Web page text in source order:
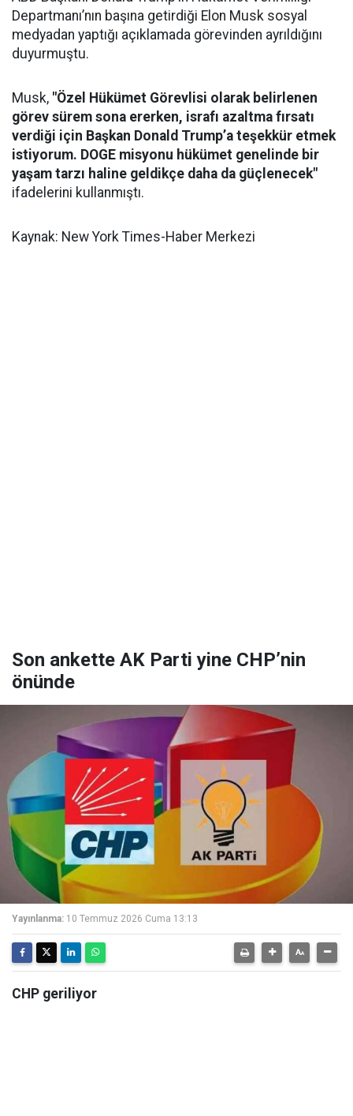
Departmanı’nın başına getirdiği Elon Musk sosyal
medyadan yaptığı açıklamada görevinden ayrıldığını
duyurmuştu.
Musk, "Özel Hükümet Görevlisi olarak belirlenen
görev sürem sona ererken, israfı azaltma fırsatı
verdiği için Başkan Donald Trump’a teşekkür etmek
istiyorum. DOGE misyonu hükümet genelinde bir
yaşam tarzı haline geldikçe daha da güçlenecek"
ifadelerini kullanmıştı.
Kaynak: New York Times-Haber Merkezi
Son ankette AK Parti yine CHP’nin
önünde
Yayınlanma: 10 Temmuz 2026 Cuma 13:13
CHP geriliyor